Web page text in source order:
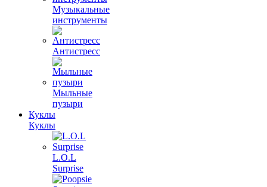
Музыкальные
инструменты
Антистресс
Мыльные
пузыри
Куклы
Куклы
L.O.L
Surprise